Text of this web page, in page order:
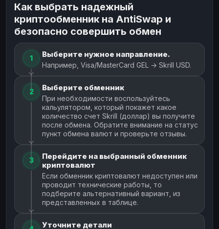
Как выбрать надежный
криптообменник на AntiSwap и
безопасно совершить обмен
1 Выберите нужное направление.
Например, Visa/MasterCard GEL → Skrill USD.
2 Выберите обменник
При необходимости воспользуйтесь
кальулятором, который покажет какое
количество счет Skrill (доллар) вы получите
после обмена. Обратите внимание на статус
пункт обмена валют и проверьте отзывы.
3
Перейдите на выбранный обменник
криптовалют
Если обменник криптовалют недоступен или
проводит технические работы, то
подберите альтернативный вариант, из
представленных в таблице.
Уточните детали